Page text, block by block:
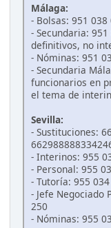
Málaga:
- Bolsas: 951 038
- Secundaria:
definitivos, no
- Nóminas: 951
- Secundaria
funcionarios en
el tema de
Sevilla:
- Sustituciones:
- Interinos: 955
- Personal: 955
- Tutoría: 955
- Jefe Negociado
250
- Nóminas: 955